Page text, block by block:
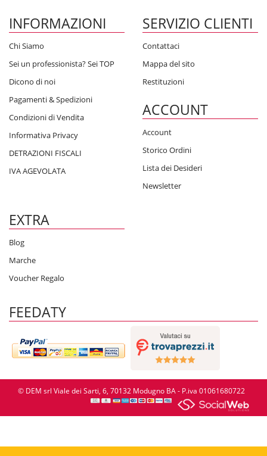
INFORMAZIONI
Chi Siamo
Sei un professionista? Sei TOP
Dicono di noi
Pagamenti & Spedizioni
Condizioni di Vendita
Informativa Privacy
DETRAZIONI FISCALI
IVA AGEVOLATA
SERVIZIO CLIENTI
Contattaci
Mappa del sito
Restituzioni
ACCOUNT
Account
Storico Ordini
Lista dei Desideri
Newsletter
EXTRA
Blog
Marche
Voucher Regalo
FEEDATY
© DEM srl Viale dei Sarti, 6, 70132 Modugno BA - P.iva 01061680722